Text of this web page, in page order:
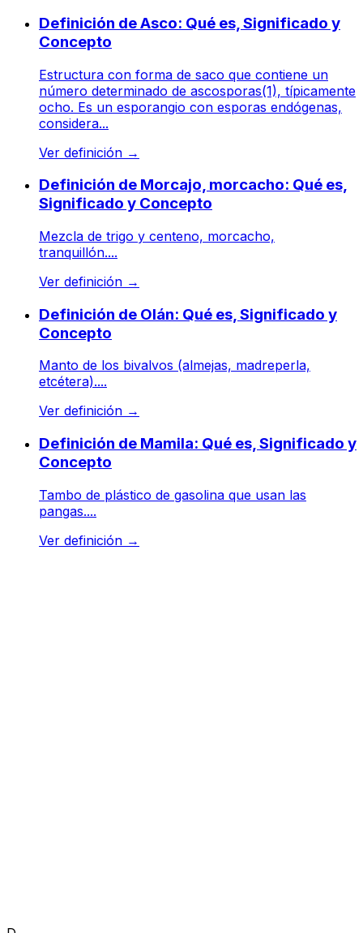
Definición de Asco: Qué es, Significado y
Concepto
Estructura con forma de saco que contiene un
número determinado de ascosporas(1), típicamente
ocho. Es un esporangio con esporas endógenas,
considera...
Ver definición →
Definición de Morcajo, morcacho: Qué es,
Significado y Concepto
Mezcla de trigo y centeno, morcacho,
tranquillón....
Ver definición →
Definición de Olán: Qué es, Significado y
Concepto
Manto de los bivalvos (almejas, madreperla,
etcétera)....
Ver definición →
Definición de Mamila: Qué es, Significado y
Concepto
Tambo de plástico de gasolina que usan las
pangas....
Ver definición →